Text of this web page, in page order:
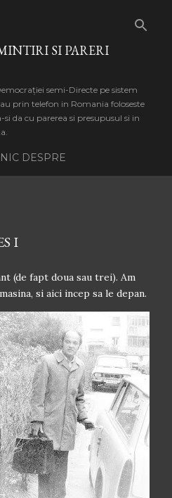
SI PARERI
semi-Directe pe sistem
prin telefon in Romania foloseste
da cu parerea si presupusul si in
DESPRE
I
(de fapt doua sau trei). Am
si aici incep sa le depan.